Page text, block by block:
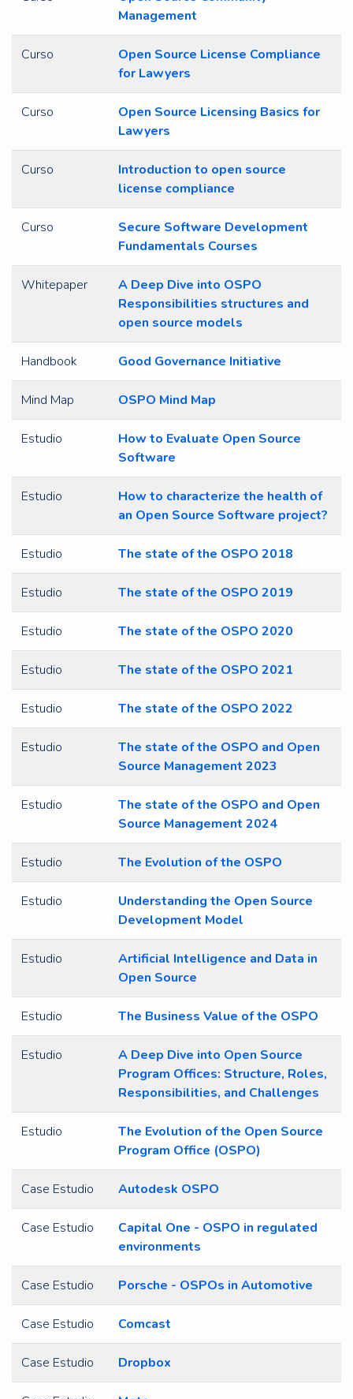
Management
Curso
Open Source License Compliance
for Lawyers
Curso
Open Source Licensing Basics for
Lawyers
Curso
Introduction to open source
license compliance
Curso
Secure Software Development
Fundamentals Courses
Whitepaper
A Deep Dive into OSPO
Responsibilities structures and
open source models
Handbook Good Governance Initiative
Mind Map OSPO Mind Map
Estudio
How to Evaluate Open Source
Software
Estudio
How to characterize the health of
an Open Source Software project?
Estudio The state of the OSPO 2018
Estudio The state of the OSPO 2019
Estudio The state of the OSPO 2020
Estudio The state of the OSPO 2021
Estudio The state of the OSPO 2022
Estudio
The state of the OSPO and Open
Source Management 2023
Estudio
The state of the OSPO and Open
Source Management 2024
Estudio The Evolution of the OSPO
Estudio
Understanding the Open Source
Development Model
Estudio
Artificial Intelligence and Data in
Open Source
Estudio The Business Value of the OSPO
Estudio
A Deep Dive into Open Source
Program Offices: Structure, Roles,
Responsibilities, and Challenges
Estudio
The Evolution of the Open Source
Program Office (OSPO)
Case Estudio Autodesk OSPO
Case Estudio
Capital One - OSPO in regulated
environments
Case Estudio Porsche - OSPOs in Automotive
Case Estudio Comcast
Case Estudio Dropbox